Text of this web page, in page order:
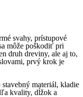
svahy, prístupové
môže poškodiť pri
druh dreviny, ale aj to,
prvý krok je
materiál, kladie
kvality, dĺžok a